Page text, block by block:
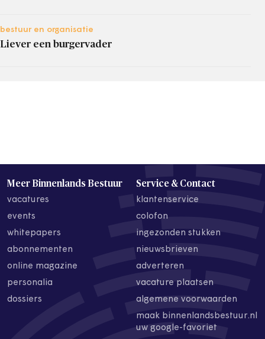
bestuur en organisatie
Liever een burgervader
Meer Binnenlands Bestuur
vacatures
events
whitepapers
abonnementen
online magazine
personalia
dossiers
Service & Contact
klantenservice
colofon
ingezonden stukken
nieuwsbrieven
adverteren
vacature plaatsen
algemene voorwaarden
maak binnenlandsbestuur.nl
uw google-favoriet